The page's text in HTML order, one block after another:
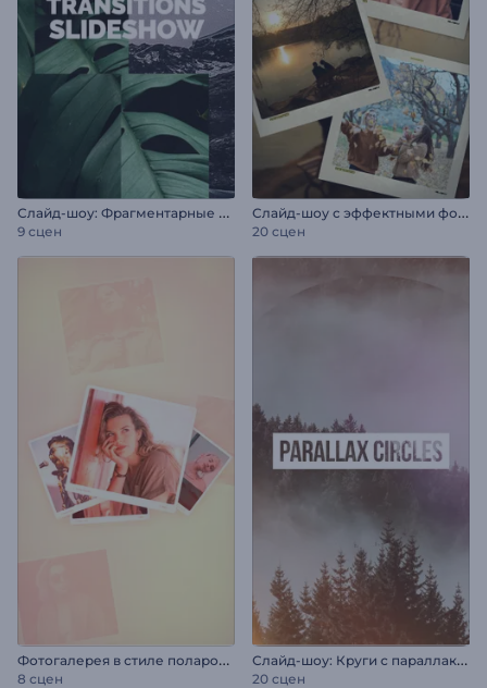
С
лайд-шоу: Фрагментарные переходы
9 сцен
С
лайд-шоу с эффектными фотопереходами
20 сцен
Ф
отогалерея в стиле полароид
8 сцен
С
лайд-шоу: Круги с параллакс-эффектом
20 сцен